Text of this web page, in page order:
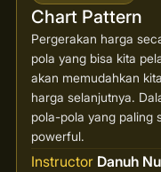
Chart Pattern
Pergerakan harga
pola yang bisa kita
akan memudahkan
harga selanjutnya.
pola-pola yang paling
powerful.
Instructor Danuh